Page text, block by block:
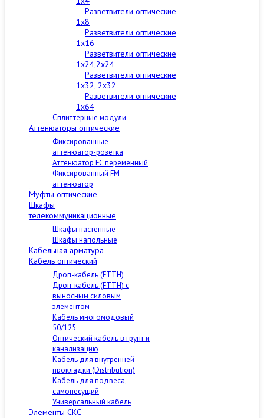
Разветвители оптические
1x8
Разветвители оптические
1x16
Разветвители оптические
1x24,2x24
Разветвители оптические
1x32, 2x32
Разветвители оптические
1x64
Сплиттерные модули
Аттенюаторы оптические
Фиксированные
аттенюатор-розетка
Аттенюатор FC переменный
Фиксированный FM-
аттенюатор
Муфты оптические
Шкафы
телекоммуникационные
Шкафы настенные
Шкафы напольные
Кабельная арматура
Кабель оптический
Дроп-кабель (FTTH)
Дроп-кабель (FTTH) с
выносным силовым
элементом
Кабель многомодовый
50/125
Оптический кабель в грунт и
канализацию
Кабель для внутренней
прокладки (Distribution)
Кабель для подвеса,
самонесущий
Универсальный кабель
Элементы СКС